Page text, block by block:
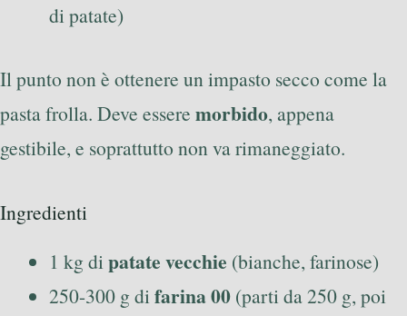
di patate)
Il punto non è ottenere un impasto secco come la
pasta frolla. Deve essere morbido, appena
gestibile, e soprattutto non va rimaneggiato.
Ingredienti
1 kg dipatate vecchie (bianche, farinose)
250-300 g difarina 00 (parti da 250 g, poi